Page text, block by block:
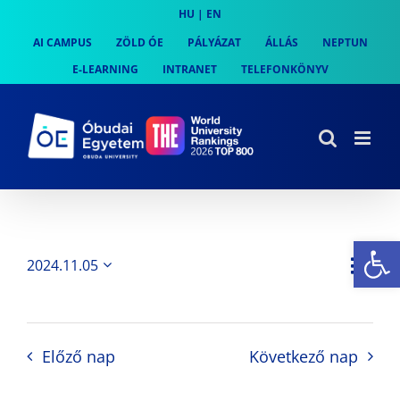
content
HU | EN
AI CAMPUS
ZÖLD ÓE PÁLYÁZAT ÁLLÁS
NEPTUN
E-LEARNING
INTRANET TELEFONKÖNYV
Nap
2024.11.05
Előző nap Következő nap